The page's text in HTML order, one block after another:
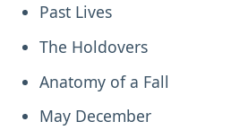
Past Lives
The Holdovers
Anatomy of a Fall
May December